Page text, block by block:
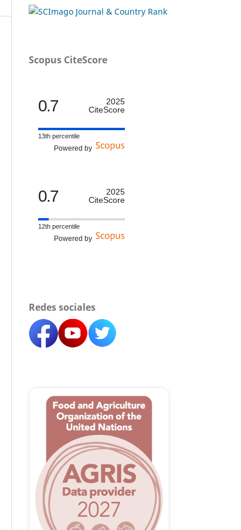
Scopus CiteScore
0.7
2025
CiteScore
13th percentile
Powered by
0.7
2025
CiteScore
12th percentile
Powered by
Redes sociales